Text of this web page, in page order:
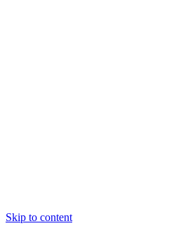
Skip to content